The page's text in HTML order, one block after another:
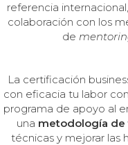
referencia
colaboración con los
de
La certificación
con eficacia tu labor
programa de apoyo al
una metodología de
técnicas y mejorar las